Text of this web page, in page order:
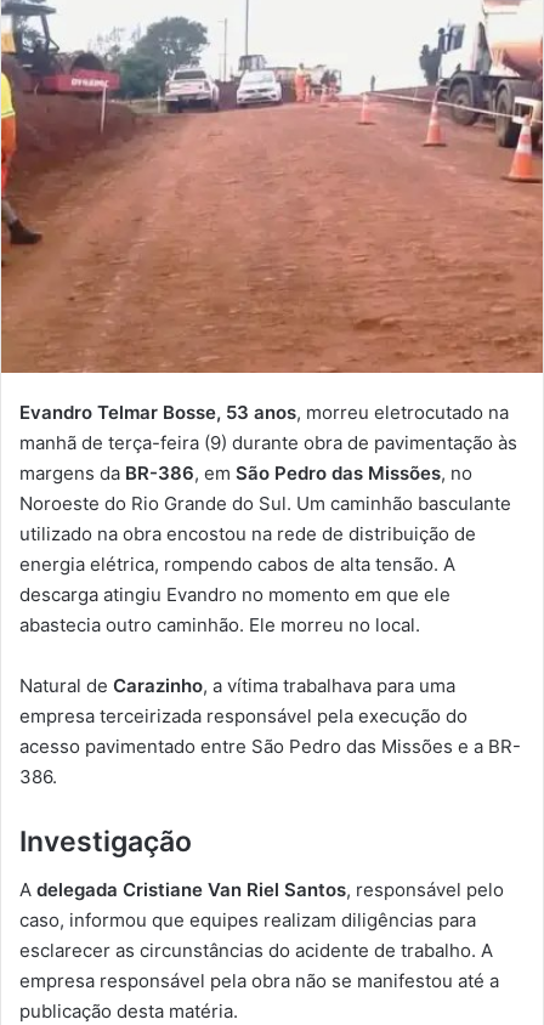
Evandro Telmar Bosse, 53 anos, morreu eletrocutado na
manhã de terça-feira (9) durante obra de pavimentação às
margens da BR-386, em São Pedro das Missões, no
Noroeste do Rio Grande do Sul. Um caminhão basculante
utilizado na obra encostou na rede de distribuição de
energia elétrica, rompendo cabos de alta tensão. A
descarga atingiu Evandro no momento em que ele
abastecia outro caminhão. Ele morreu no local.
Natural de Carazinho, a vítima trabalhava para uma
empresa terceirizada responsável pela execução do
acesso pavimentado entre São Pedro das Missões e a BR-
386.
Investigação
A delegada Cristiane Van Riel Santos, responsável pelo
caso, informou que equipes realizam diligências para
esclarecer as circunstâncias do acidente de trabalho. A
empresa responsável pela obra não se manifestou até a
publicação desta matéria.